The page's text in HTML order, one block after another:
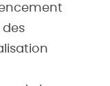
des